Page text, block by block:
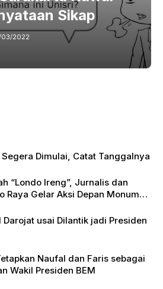
Sikap
03/2022
Segera Dimulai, Catat Tanggalnya
“Londo Ireng”, Jurnalis dan
Raya Gelar Aksi Depan Monumen
Darojat usai Dilantik jadi Presiden
Naufal dan Faris sebagai
Wakil Presiden BEM